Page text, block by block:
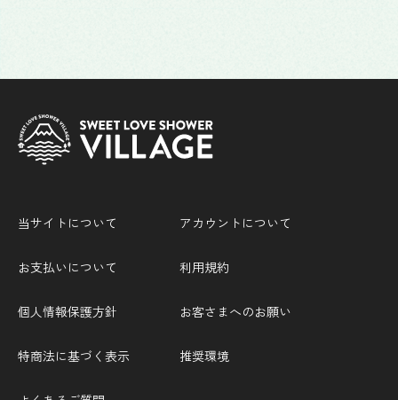
当サイトについて アカウントについて
お支払いについて 利用規約
個人情報保護方針 お客さまへのお願い
特商法に基づく表示 推奨環境